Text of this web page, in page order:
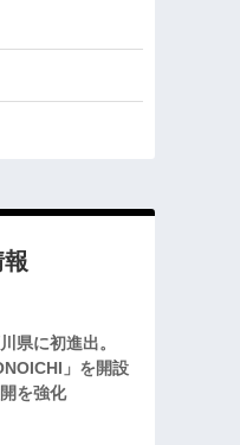
県に初進出。
」を開設
を強化